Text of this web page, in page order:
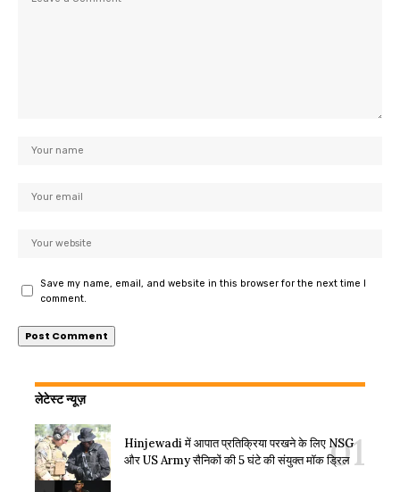
Save my name, email, and website in this browser for the next time I
comment.
लेटेस्ट न्यूज़
Hinjewadi में आपात प्रतिक्रिया परखने के लिए NSG
और US Army सैनिकों की 5 घंटे की संयुक्त मॉक ड्रिल